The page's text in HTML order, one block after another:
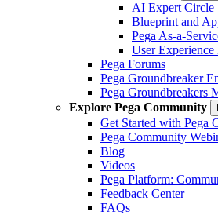
AI Expert Circle
Blueprint and
Pega As-a-
User
Pega Forums
Pega Groundbreaker
Pega Groundbreakers
Explore Pega Community
Get Started with Pega
Pega Community
Blog
Videos
Pega Platform:
Feedback Center
FAQs